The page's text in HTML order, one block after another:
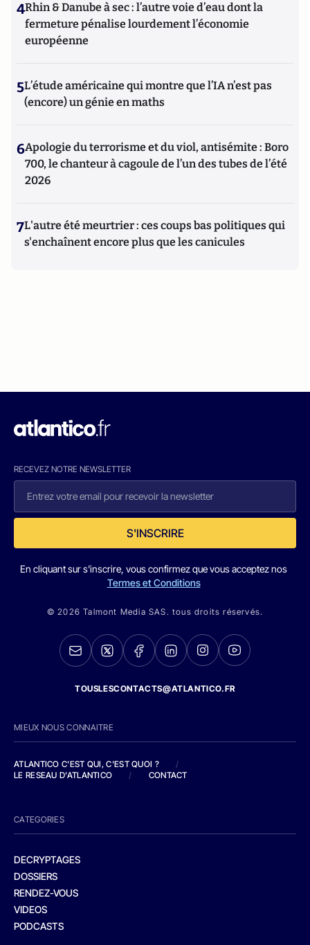
4Rhin & Danube à sec : l’autre voie d’eau dont la
fermeture pénalise lourdement l’économie
européenne
5L’étude américaine qui montre que l’IA n’est pas
(encore) un génie en maths
6Apologie du terrorisme et du viol, antisémite : Boro
700, le chanteur à cagoule de l’un des tubes de l’été
2026
7L'autre été meurtrier : ces coups bas politiques qui
s'enchaînent encore plus que les canicules
RECEVEZ NOTRE NEWSLETTER
S'INSCRIRE
En cliquant sur s'inscrire, vous confirmez que vous acceptez nos
Termes et Conditions
© 2026 Talmont Media SAS. tous droits réservés.
TOUSLESCONTACTS@ATLANTICO.FR
MIEUX NOUS CONNAITRE
ATLANTICO C'EST QUI, C'EST QUOI ?
/
LE RESEAU D'ATLANTICO
/ CONTACT
CATEGORIES
DECRYPTAGES
DOSSIERS
RENDEZ-VOUS
VIDEOS
PODCASTS